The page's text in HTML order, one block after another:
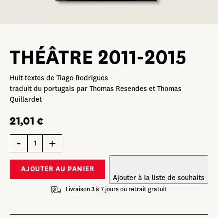
THÉÂTRE 2011-2015
Huit textes de Tiago Rodrigues
traduit du portugais par Thomas Resendes et Thomas
Quillardet
21,01€
quantité
de
Théâtre
2011-
2015
Ajouter à la liste de souhaits
Livraison 3 à 7 jours ou retrait gratuit